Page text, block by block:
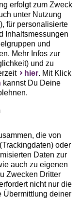
erfolgt zum Zweck
unter Nutzung
für personalisierte
Inhaltsmessungen
und
Mehr Infos zur
und zu
hier. Mit Klick
kannst Du Deine
die von
oder
Daten zur
auch zu eigenen
Zwecken Dritter
nicht nur die
Übermittlung deiner